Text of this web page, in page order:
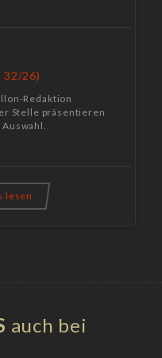
32/26)
Redaktion
Stelle präsentieren
lesen
auch bei